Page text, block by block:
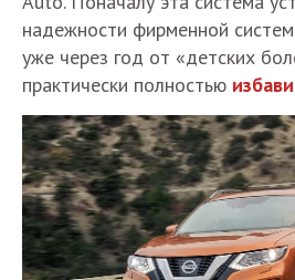
надежности фирменной
уже через год от «детских
практически полностью